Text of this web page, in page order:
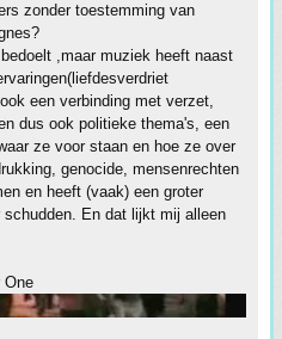
zonder toestemming van
,maar muziek heeft naast
een verbinding met verzet,
dus ook politieke thema's, een
ze voor staan en hoe ze over
genocide, mensenrechten
en heeft (vaak) een groter
En dat lijkt mij alleen
One